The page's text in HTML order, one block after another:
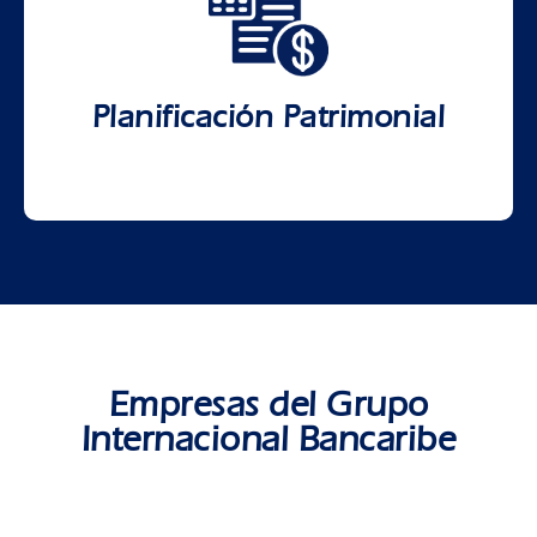
Planificación Patrimonial
Diseñamos soluciones personalizadas y a la
medida para una amplia gama de
necesidades financieras.
Ver más
Empresas del Grupo
Internacional Bancaribe